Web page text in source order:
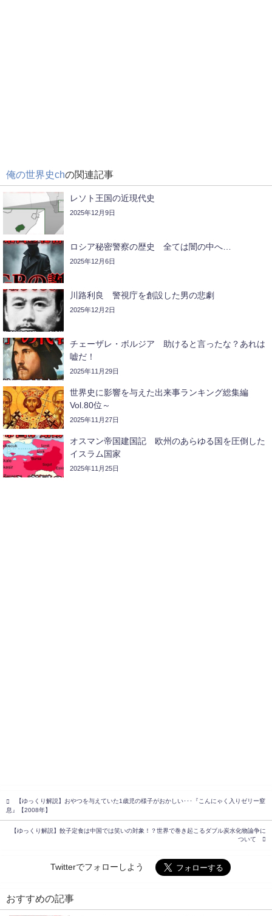
俺の世界史chの関連記事
レソト王国の近現代史
2025年12月9日
ロシア秘密警察の歴史 全ては闇の中へ…
2025年12月6日
川路利良 警視庁を創設した男の悲劇
2025年12月2日
チェーザレ・ボルジア 助けると言ったな？あれは
嘘だ！
2025年11月29日
世界史に影響を与えた出来事ランキング総集編
Vol.80位～
2025年11月27日
オスマン帝国建国記 欧州のあらゆる国を圧倒した
イスラム国家
2025年11月25日
【ゆっくり解説】おやつを与えていた1歳児の様子がおかしい･･･『こんにゃく入りゼリー窒
息』【2008年】
【ゆっくり解説】餃子定食は中国では笑いの対象！？世界で巻き起こるダブル炭水化物論争に
ついて
Twitterでフォローしよう
おすすめの記事